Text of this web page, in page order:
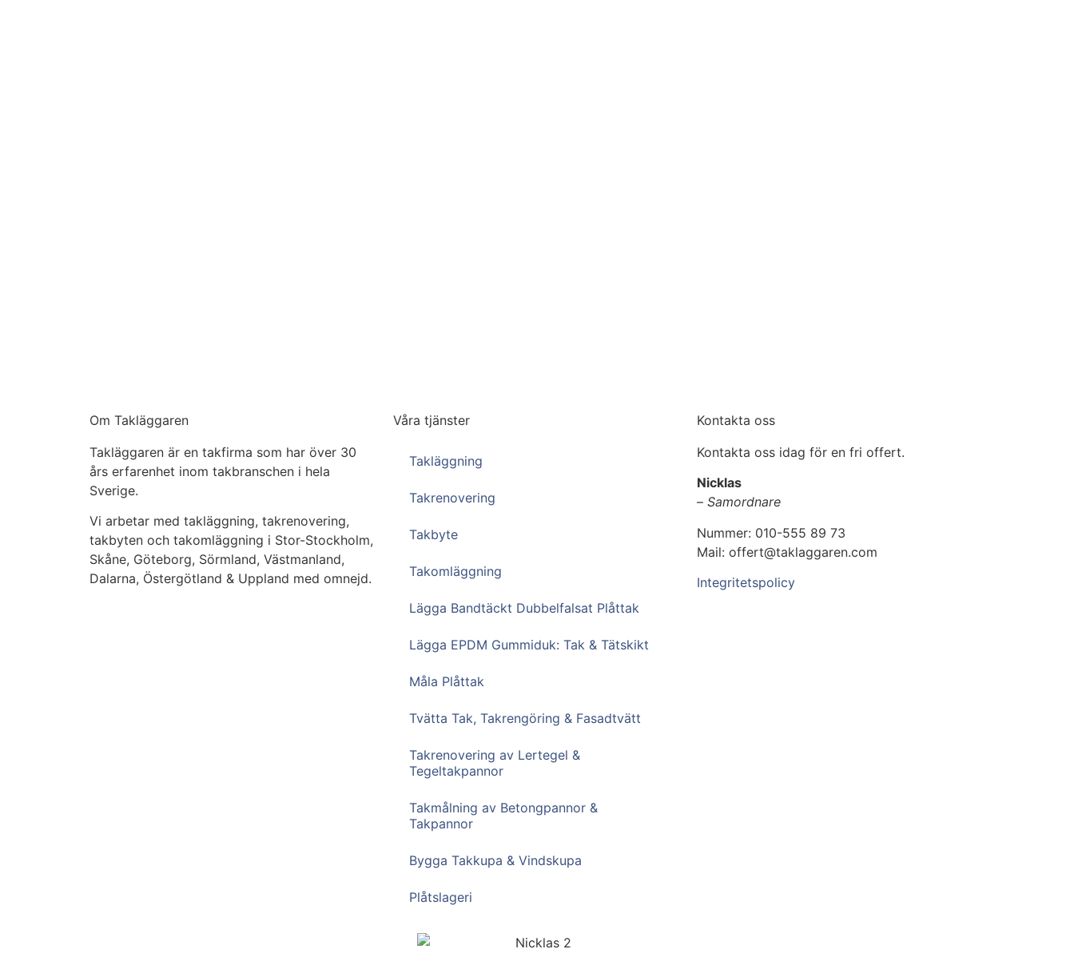
Om Takläggaren
Takläggaren är en takfirma som har över 30
års erfarenhet inom takbranschen i hela
Sverige.
Vi arbetar med takläggning, takrenovering,
takbyten och takomläggning i Stor-Stockholm,
Skåne, Göteborg, Sörmland, Västmanland,
Dalarna, Östergötland & Uppland med omnejd.
Våra tjänster
Takläggning
Takrenovering
Takbyte
Takomläggning
Lägga Bandtäckt Dubbelfalsat Plåttak
Lägga EPDM Gummiduk: Tak & Tätskikt
Måla Plåttak
Tvätta Tak, Takrengöring & Fasadtvätt
Takrenovering av Lertegel &
Tegeltakpannor
Takmålning av Betongpannor &
Takpannor
Bygga Takkupa & Vindskupa
Plåtslageri
Kontakta oss
Kontakta oss idag för en fri offert.
Nicklas
– Samordnare
Nummer: 010-555 89 73
Mail: offert@taklaggaren.com
Integritetspolicy